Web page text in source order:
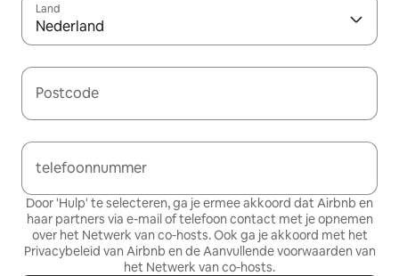
Land
Nederland
Postcode
telefoonnummer
Door 'Hulp' te selecteren, ga je ermee akkoord dat Airbnb en
haar partners via e-mail of telefoon contact met je opnemen
over het Netwerk van co‑hosts. Ook ga je akkoord met het
Privacybeleid van Airbnb en deAanvullende voorwaarden van
het Netwerk van co‑hosts.